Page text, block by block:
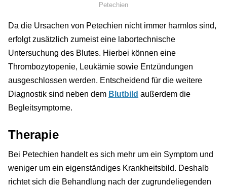
Petechien
Da die Ursachen von Petechien nicht immer harmlos sind,
erfolgt zusätzlich zumeist eine labortechnische
Untersuchung des Blutes. Hierbei können eine
Thrombozytopenie, Leukämie sowie Entzündungen
ausgeschlossen werden. Entscheidend für die weitere
Diagnostik sind neben dem Blutbild außerdem die
Begleitsymptome.
Therapie
Bei Petechien handelt es sich mehr um ein Symptom und
weniger um ein eigenständiges Krankheitsbild. Deshalb
richtet sich die Behandlung nach der zugrundeliegenden